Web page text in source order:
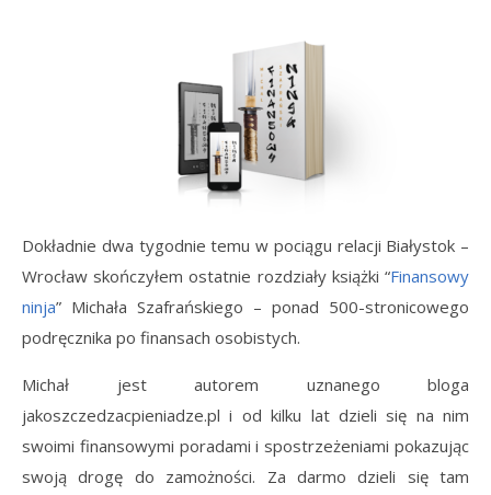
Dokładnie dwa tygodnie temu w pociągu relacji Białystok –
Wrocław skończyłem ostatnie rozdziały książki “Finansowy
ninja” Michała Szafrańskiego – ponad 500-stronicowego
podręcznika po finansach osobistych.
Michał jest autorem uznanego bloga
jakoszczedzacpieniadze.pl i od kilku lat dzieli się na nim
swoimi finansowymi poradami i spostrzeżeniami pokazując
swoją drogę do zamożności. Za darmo dzieli się tam